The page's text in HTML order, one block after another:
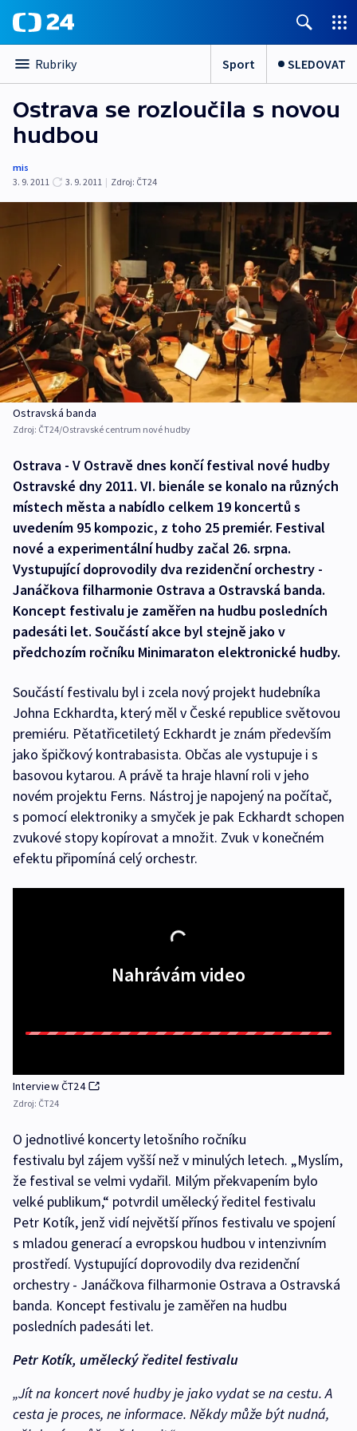
Rubriky Sport SLEDOVAT
Ostrava se rozloučila s novou
hudbou
mis
3. 9. 2011
3. 9. 2011 | Zdroj: ČT24
Ostravská banda
Zdroj: ČT24/Ostravské centrum nové hudby
Ostrava - V Ostravě dnes končí festival nové hudby
Ostravské dny 2011. VI. bienále se konalo na různých
místech města a nabídlo celkem 19 koncertů s
uvedením 95 kompozic, z toho 25 premiér. Festival
nové a experimentální hudby začal 26. srpna.
Vystupující doprovodily dva rezidenční orchestry -
Janáčkova filharmonie Ostrava a Ostravská banda.
Koncept festivalu je zaměřen na hudbu posledních
padesáti let. Součástí akce byl stejně jako v
předchozím ročníku Minimaraton elektronické hudby.
Součástí festivalu byl i zcela nový projekt hudebníka
Johna Eckhardta, který měl v České republice světovou
premiéru. Pětatřicetiletý Eckhardt je znám především
jako špičkový kontrabasista. Občas ale vystupuje i s
basovou kytarou. A právě ta hraje hlavní roli v jeho
novém projektu Ferns. Nástroj je napojený na počítač,
s pomocí elektroniky a smyček je pak Eckhardt schopen
zvukové stopy kopírovat a množit. Zvuk v konečném
efektu připomíná celý orchestr.
Nahrávám video
Interview ČT24
Zdroj: ČT24
O jednotlivé koncerty letošního ročníku
festivalu byl zájem vyšší než v minulých letech. „Myslím,
že festival se velmi vydařil. Milým překvapením bylo
velké publikum,“ potvrdil umělecký ředitel festivalu
Petr Kotík, jenž vidí největší přínos festivalu ve spojení
s mladou generací a evropskou hudbou v intenzivním
prostředí. Vystupující doprovodily dva rezidenční
orchestry - Janáčkova filharmonie Ostrava a Ostravská
banda. Koncept festivalu je zaměřen na hudbu
posledních padesáti let.
Petr Kotík, umělecký ředitel festivalu
„Jít na koncert nové hudby je jako vydat se na cestu. A
cesta je proces, ne informace. Někdy může být nudná,